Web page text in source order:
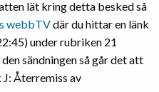
lät kring detta besked så
webbTVdär du hittar en länk
under rubriken 21
sändningen så går det att
Återremiss av